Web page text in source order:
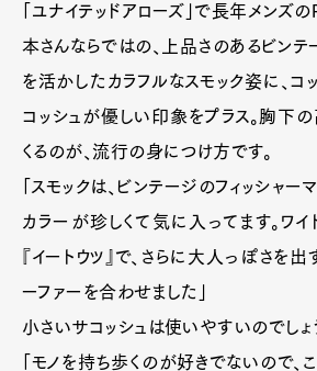
Art&Design WatchFashion
ProductCulture
「ユナイテッドアローズ」で長年メンズ
本さんならではの、上品さのあるビンテ
を活かしたカラフルなスモック姿に、コ
コッシュが優しい印象をプラス。胸下
くるのが、流行の身につけ方です。
「スモックは、ビンテージのフィッシャー
カラーが珍しくて気に入ってます。ワイ
『イートウツ』で、さらに大人っぽさを出
ーファーを合わせました」
小さいサコッシュは使いやすいのでしょ
「モノを持ち歩くのが好きでないので